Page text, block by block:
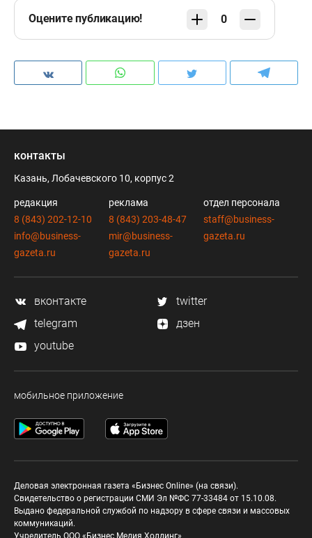
Оцените публикацию! 0
контакты
Казань, Лобачевского 10, корпус 2
редакция
8 (843) 202-12-10
info@business-
gazeta.ru
реклама
8 (843) 203-48-47
mir@business-
gazeta.ru
отдел персонала
staff@business-
gazeta.ru
вконтакте
twitter
telegram
дзен
youtube
мобильное приложение
Деловая электронная газета «Бизнес Online» (на связи).
Свидетельство о регистрации СМИ Эл №ФС 77-33484 от 15.10.08.
Выдано федеральной службой по надзору в сфере связи и массовых
коммуникаций.
Учредитель ООО «Бизнес Медия Холдинг»